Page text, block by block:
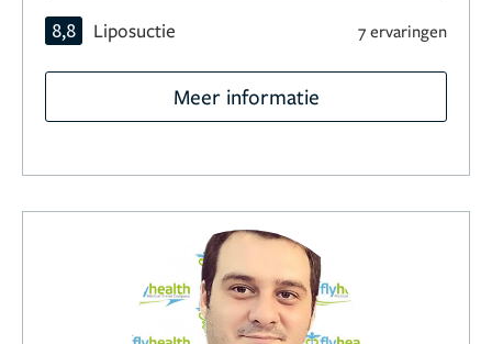
8,8 Liposuctie 7 ervaringen
Meer informatie